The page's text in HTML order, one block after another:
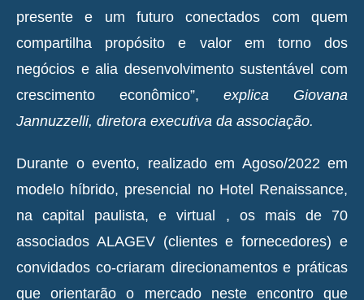
presente e um futuro conectados com quem
compartilha propósito e valor em torno dos
negócios e alia desenvolvimento sustentável com
crescimento econômico”, explica Giovana
Jannuzzelli, diretora executiva da associação.
Durante o evento, realizado em Agoso/2022 em
modelo híbrido, presencial no Hotel Renaissance,
na capital paulista, e virtual , os mais de 70
associados ALAGEV (clientes e fornecedores) e
convidados co-criaram direcionamentos e práticas
que orientarão o mercado neste encontro que